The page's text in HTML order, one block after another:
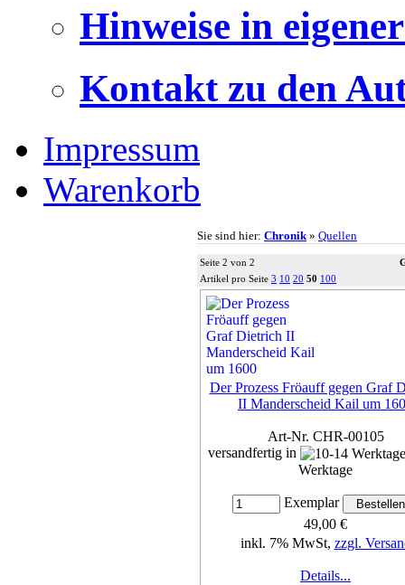
Hinweise in
Kontakt zu den
Impressum
Warenkorb
Sie sind hier: Chronik » Quellen
Seite 2 von 2
Artikel pro Seite 3 10 20 50 100
Der Prozess Fröauff gegen Graf
II Manderscheid Kail um
Art-Nr. CHR-00105
versandfertig in
Werktage
Exemplar
49,00 €
inkl. 7% MwSt, zzgl.
Details...